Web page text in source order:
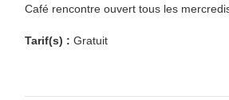
Café rencontre ouvert tous les
Tarif(s) : Gratuit